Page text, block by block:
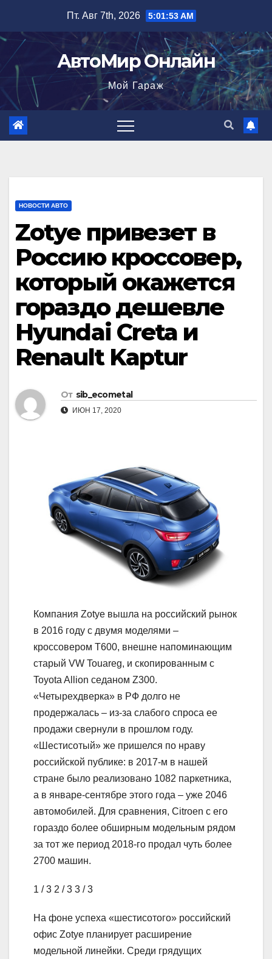
содержимому
Пт. Авг 7th, 2026 5:01:54 AM
АвтоМир Онлайн
Мой Гараж
НОВОСТИ АВТО
Zotye привезет в
Россию кроссовер,
который окажется
гораздо дешевле
Hyundai Creta и
Renault Kaptur
От sib_ecometal
ИЮН 17, 2020
Компания Zotye вышла на российский рынок
в 2016 году с двумя моделями –
кроссовером T600, внешне напоминающим
старый VW Touareg, и скопированным с
Toyota Allion седаном Z300.
«Четырехдверка» в РФ долго не
продержалась – из-за слабого спроса ее
продажи свернули в прошлом году.
«Шестисотый» же пришелся по нраву
российской публике: в 2017-м в нашей
стране было реализовано 1082 паркетника,
а в январе-сентябре этого года – уже 2046
автомобилей. Для сравнения, Citroen с его
гораздо более обширным модельным рядом
за тот же период 2018-го продал чуть более
2700 машин.
1 / 3 2 / 3 3 / 3
На фоне успеха «шестисотого» российский
офис Zotye планирует расширение
модельной линейки. Среди грядущих